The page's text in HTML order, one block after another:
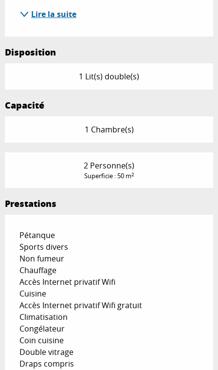
Lire la suite
Disposition
1 Lit(s) double(s)
Capacité
1 Chambre(s)
2 Personne(s)
Superficie : 50 m2
Prestations
Pétanque
Sports divers
Non fumeur
Chauffage
Accès Internet privatif Wifi
Cuisine
Accès Internet privatif Wifi gratuit
Climatisation
Congélateur
Coin cuisine
Double vitrage
Draps compris